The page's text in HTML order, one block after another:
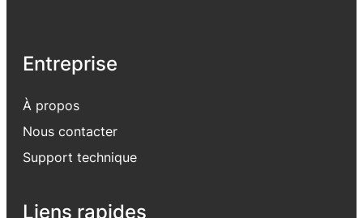
Entreprise
À propos
Nous contacter
Support technique
Liens rapides